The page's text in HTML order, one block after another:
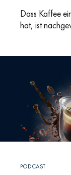
Dass Kaffee
hat, ist
PODCAST